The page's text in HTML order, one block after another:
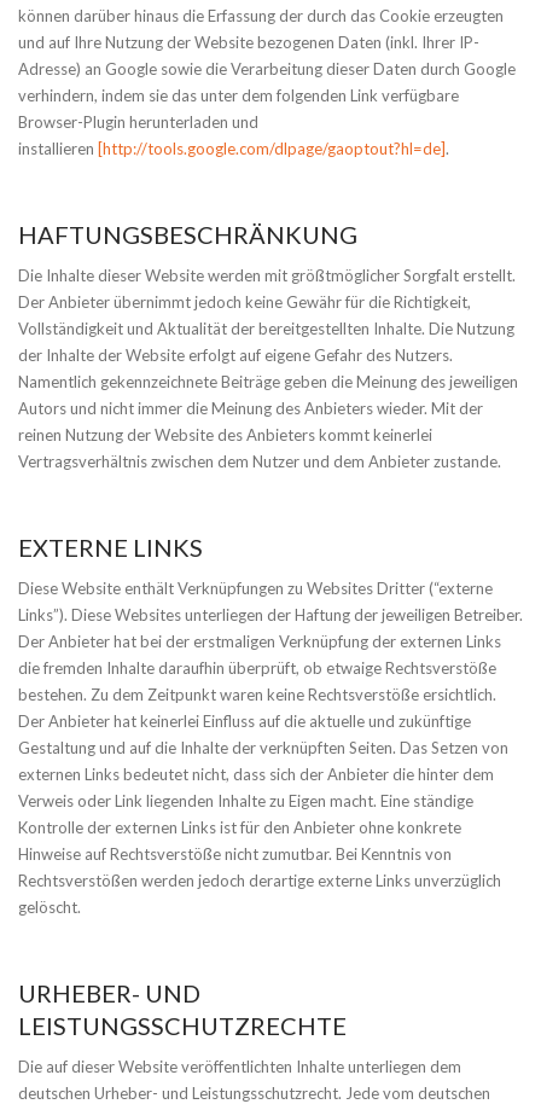
können darüber hinaus die Erfassung der durch das Cookie erzeugten
und auf Ihre Nutzung der Website bezogenen Daten (inkl. Ihrer IP-
Adresse) an Google sowie die Verarbeitung dieser Daten durch Google
verhindern, indem sie das unter dem folgenden Link verfügbare
Browser-Plugin herunterladen und
installieren [http://tools.google.com/dlpage/gaoptout?hl=de].
HAFTUNGSBESCHRÄNKUNG
Die Inhalte dieser Website werden mit größtmöglicher Sorgfalt erstellt.
Der Anbieter übernimmt jedoch keine Gewähr für die Richtigkeit,
Vollständigkeit und Aktualität der bereitgestellten Inhalte. Die Nutzung
der Inhalte der Website erfolgt auf eigene Gefahr des Nutzers.
Namentlich gekennzeichnete Beiträge geben die Meinung des jeweiligen
Autors und nicht immer die Meinung des Anbieters wieder. Mit der
reinen Nutzung der Website des Anbieters kommt keinerlei
Vertragsverhältnis zwischen dem Nutzer und dem Anbieter zustande.
EXTERNE LINKS
Diese Website enthält Verknüpfungen zu Websites Dritter (“externe
Links”). Diese Websites unterliegen der Haftung der jeweiligen Betreiber.
Der Anbieter hat bei der erstmaligen Verknüpfung der externen Links
die fremden Inhalte daraufhin überprüft, ob etwaige Rechtsverstöße
bestehen. Zu dem Zeitpunkt waren keine Rechtsverstöße ersichtlich.
Der Anbieter hat keinerlei Einfluss auf die aktuelle und zukünftige
Gestaltung und auf die Inhalte der verknüpften Seiten. Das Setzen von
externen Links bedeutet nicht, dass sich der Anbieter die hinter dem
Verweis oder Link liegenden Inhalte zu Eigen macht. Eine ständige
Kontrolle der externen Links ist für den Anbieter ohne konkrete
Hinweise auf Rechtsverstöße nicht zumutbar. Bei Kenntnis von
Rechtsverstößen werden jedoch derartige externe Links unverzüglich
gelöscht.
URHEBER- UND
LEISTUNGSSCHUTZRECHTE
Die auf dieser Website veröffentlichten Inhalte unterliegen dem
deutschen Urheber- und Leistungsschutzrecht. Jede vom deutschen